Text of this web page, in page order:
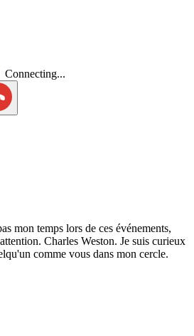
Connecting...
mon temps lors de ces événements,
Charles Weston. Je suis curieux
comme vous dans mon cercle.